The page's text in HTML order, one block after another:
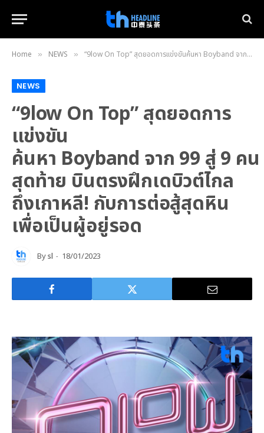
Home » NEWS » “9low On Top” สุดยอดการแข่งขันค้นหา Boyband จาก 99 สู่ 9 คนสุดท้าย บินตรงฝึกเดบิวต์ไกลถึงเกาหลี! กับการต่อสู้สุดหิน เพื่อเป็นผู้อยู่รอด
NEWS
“9low On Top” สุดยอดการ
แข่งขัน
ค้นหา Boyband จาก 99 สู่ 9 คน
สุดท้าย บินตรงฝึกเดบิวต์ไกล
ถึงเกาหลี! กับการต่อสู้สุดหิน
เพื่อเป็นผู้อยู่รอด
Bysl 18/01/2023